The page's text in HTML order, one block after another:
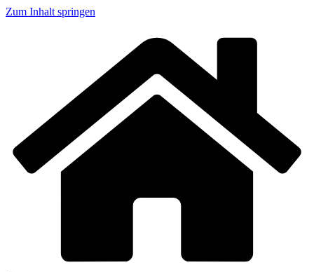
Zum Inhalt springen